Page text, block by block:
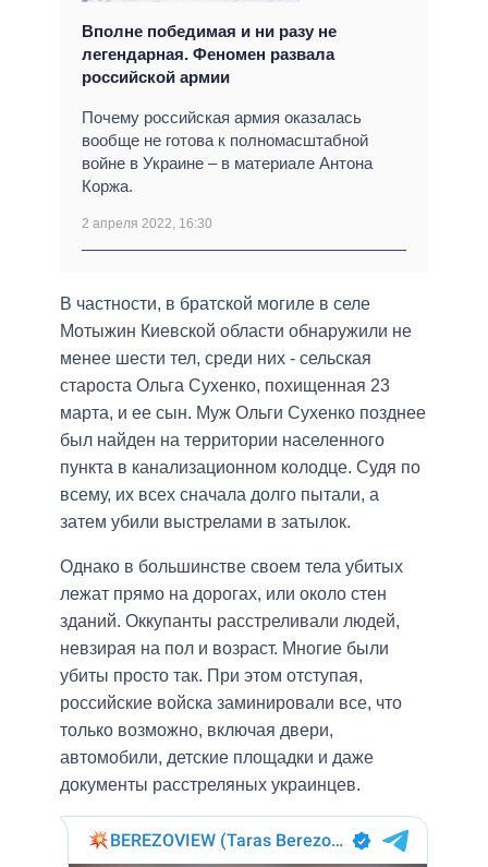
Вполне победимая и ни разу не
легендарная. Феномен развала
российской армии
Почему российская армия оказалась
вообще не готова к полномасштабной
войне в Украине – в материале Антона
Коржа.
2 апреля 2022, 16:30
В частности, в братской могиле в селе
Мотыжин Киевской области обнаружили не
менее шести тел, среди них - сельская
староста Ольга Сухенко, похищенная 23
марта, и ее сын. Муж Ольги Сухенко позднее
был найден на территории населенного
пункта в канализационном колодце. Судя по
всему, их всех сначала долго пытали, а
затем убили выстрелами в затылок.
Однако в большинстве своем тела убитых
лежат прямо на дорогах, или около стен
зданий. Оккупанты расстреливали людей,
невзирая на пол и возраст. Многие были
убиты просто так. При этом отступая,
российские войска заминировали все, что
только возможно, включая двери,
автомобили, детские площадки и даже
документы расстреляных украинцев.